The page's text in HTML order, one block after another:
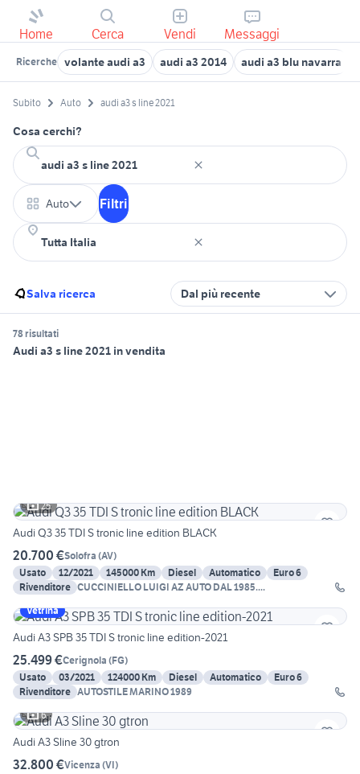
Home Cerca Vendi Messaggi
Ricerche volante audi a3 audi a3 2014 audi a3 blu navarra
Subito Auto audi a3 s line 2021
Cosa cerchi?
Auto Filtri
Salva ricerca Dal più recente
78 risultati
Audi a3 s line 2021 in vendita
25
Audi Q3 35 TDI S tronic line edition BLACK
20.700 €Solofra (AV)
Usato
12/2021 145000 Km Diesel Automatico
Euro 6
Rivenditore CUCCINIELLO LUIGI AZ AUTO DAL 1985....
Vetrina
Audi A3 SPB 35 TDI S tronic line edition-2021
25.499 €Cerignola (FG)
Usato
03/2021 124000 Km Diesel Automatico
Euro 6
Rivenditore AUTOSTILE MARINO 1989
6
Audi A3 Sline 30 gtron
32.800 €Vicenza (VI)